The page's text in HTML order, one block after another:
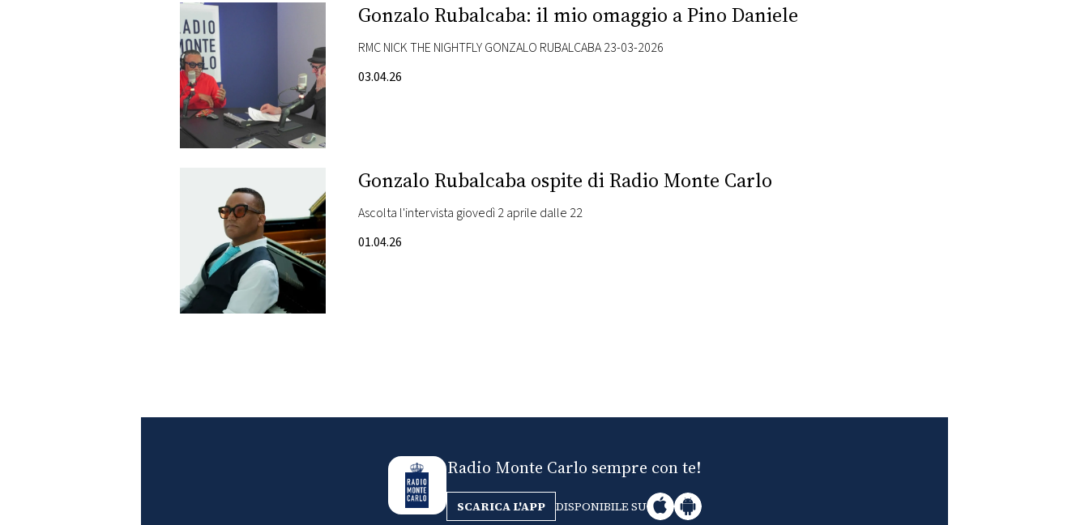
EVENTI
VIDEO
TV
PRINCIPATO
MONACO
CONSIGLIA
Gonzalo Rubalcaba: il mio omaggio a Pino Daniele
RMC NICK THE NIGHTFLY GONZALO RUBALCABA 23-03-2026
03.04.26
Gonzalo Rubalcaba ospite di Radio Monte Carlo
Ascolta l'intervista giovedì 2 aprile dalle 22
01.04.26
Radio Monte Carlo sempre con te!
SCARICA L'APP DISPONIBILE SU